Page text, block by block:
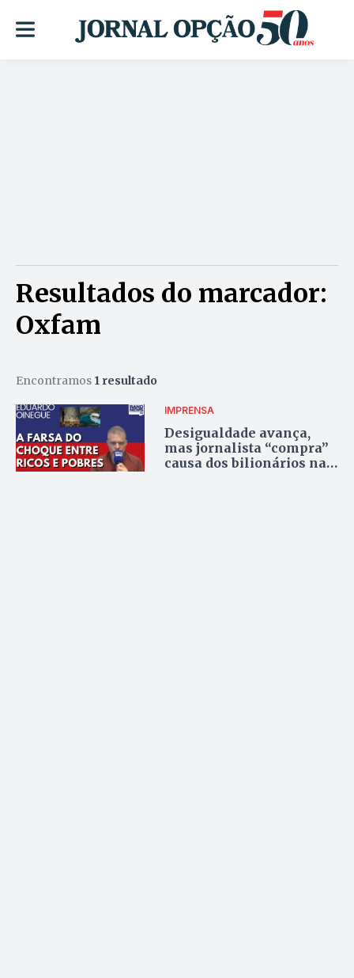
Resultados do marcador:
Oxfam
Encontramos 1 resultado
IMPRENSA
Desigualdade avança,
mas jornalista “compra”
causa dos bilionários na